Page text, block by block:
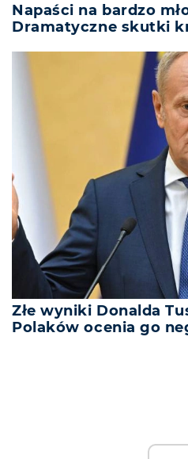
Napaści na bardzo
Dramatyczne skutki
Złe wyniki Donalda
Polaków ocenia go